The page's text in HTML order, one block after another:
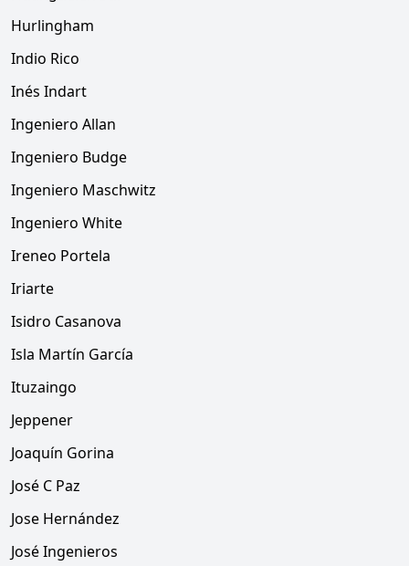
Hurlingham
Indio Rico
Inés Indart
Ingeniero Allan
Ingeniero Budge
Ingeniero Maschwitz
Ingeniero White
Ireneo Portela
Iriarte
Isidro Casanova
Isla Martín García
Ituzaingo
Jeppener
Joaquín Gorina
José C Paz
Jose Hernández
José Ingenieros